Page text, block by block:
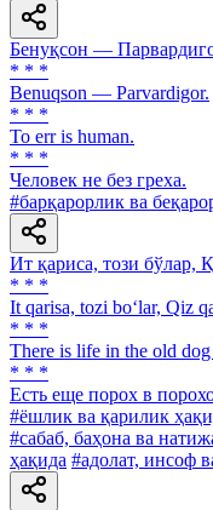
Бенуқсон —
* * *
Benuqson — Parvardigor.
* * *
To err is human.
* * *
Человек не без греха.
#барқарорлик ва
Ит қариса, този бўлар,
* * *
It qarisa, tozi bo‘lar, Qiz
* * *
There is life in the old dog
* * *
Есть еще порох в
#ёшлик ва қарилик
#сабаб, баҳона ва
ҳақида #адолат, инсоф